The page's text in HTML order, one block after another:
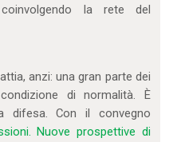
la rete del
anzi: una gran parte dei
di normalità. È
difesa. Con il convegno
Nuove prospettive di